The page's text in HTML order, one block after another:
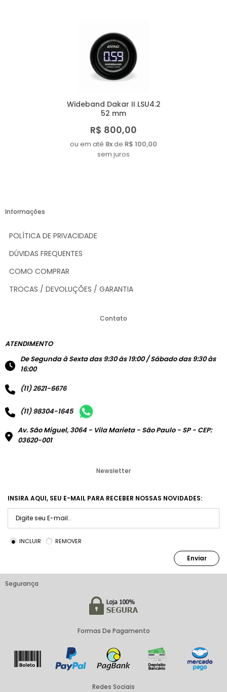
Wideband Dakar II LSU4.2
52 mm
R$ 800,00
ou em até 8xde R$ 100,00
sem juros
Informações
POLÍTICA DE PRIVACIDADE
DÚVIDAS FREQUENTES
COMO COMPRAR
TROCAS / DEVOLUÇÕES / GARANTIA
Contato
ATENDIMENTO
De Segunda à Sexta das 9:30 às 19:00 / Sábado das 9:30 às
16:00
(11) 2621-6676
(11) 98304-1645
Av. São Miguel, 3064 - Vila Marieta - São Paulo - SP - CEP:
03620-001
Newsletter
INSIRA AQUI, SEU E-MAIL PARA RECEBER NOSSAS NOVIDADES:
INCLUIR REMOVER
Enviar
Segurança
Formas De Pagamento
Redes Sociais